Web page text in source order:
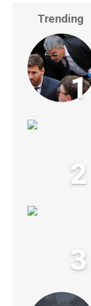
Trending
1
2
3